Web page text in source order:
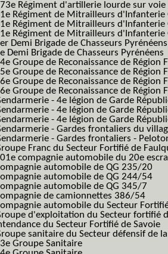
Régiment d'artillerie lourde sur
Régiment de Mitrailleurs d'Infanterie
Régiment de Mitrailleurs d'Infanterie
Régiment de Mitrailleurs d'Infanterie
Demi Brigade de Chasseurs Pyrénéens
Demi Brigade de Chasseurs Pyrénéens
Groupe de Reconaissance de Région
Groupe de Reconaissance de Région
Groupe de Reconaissance de Région
Groupe de Reconaissance de
- 4e légion de Garde
- 4e légion de Garde
- 4e légion de Garde
- Gardes frontaliers du
- Gardes frontaliers -
Franc du Secteur Fortifié de
compagnie automobile du 20e
automobile de QG 235/20
automobile de QG 244/54
automobile de QG 345/7
de camionnettes 386/54
automobile du Secteur
d'exploitation du Secteur fortifié
du Secteur Fortifié de Savoie
sanitaire du Secteur défensif de
Groupe Sanitaire